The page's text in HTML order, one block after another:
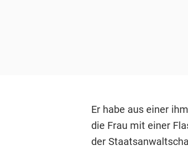
Er habe aus einer
die Frau mit einer
der